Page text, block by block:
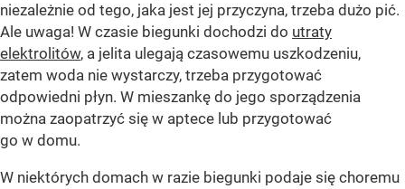
niezależnie od tego, jaka jest jej przyczyna, trzeba dużo pić.
Ale uwaga! W czasie biegunki dochodzi do utraty
elektrolitów, a jelita ulegają czasowemu uszkodzeniu,
zatem woda nie wystarczy, trzeba przygotować
odpowiedni płyn. W mieszankę do jego sporządzenia
można zaopatrzyć się w aptece lub przygotować
go w domu.
W niektórych domach w razie biegunki podaje się choremu